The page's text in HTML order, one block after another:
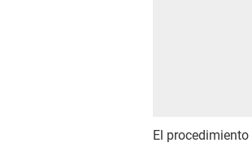
El procedimiento